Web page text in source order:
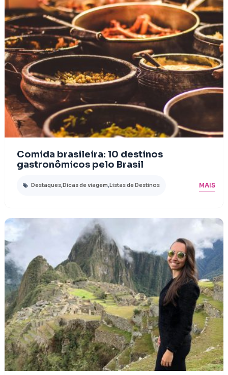
Comida brasileira: 10 destinos
gastronômicos pelo Brasil
Destaques, Dicas de viagem, Listas de Destinos MAIS